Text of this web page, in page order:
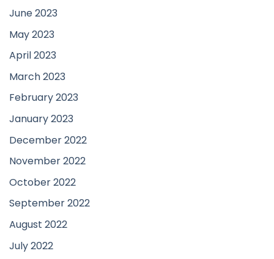
June 2023
May 2023
April 2023
March 2023
February 2023
January 2023
December 2022
November 2022
October 2022
September 2022
August 2022
July 2022